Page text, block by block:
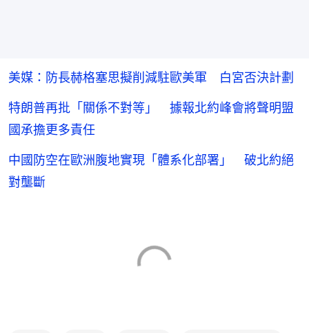
美媒：防長赫格塞思擬削減駐歐美軍 白宮否決計劃
特朗普再批「關係不對等」 據報北約峰會將聲明盟
國承擔更多責任
中國防空在歐洲腹地實現「體系化部署」 破北約絕
對壟斷